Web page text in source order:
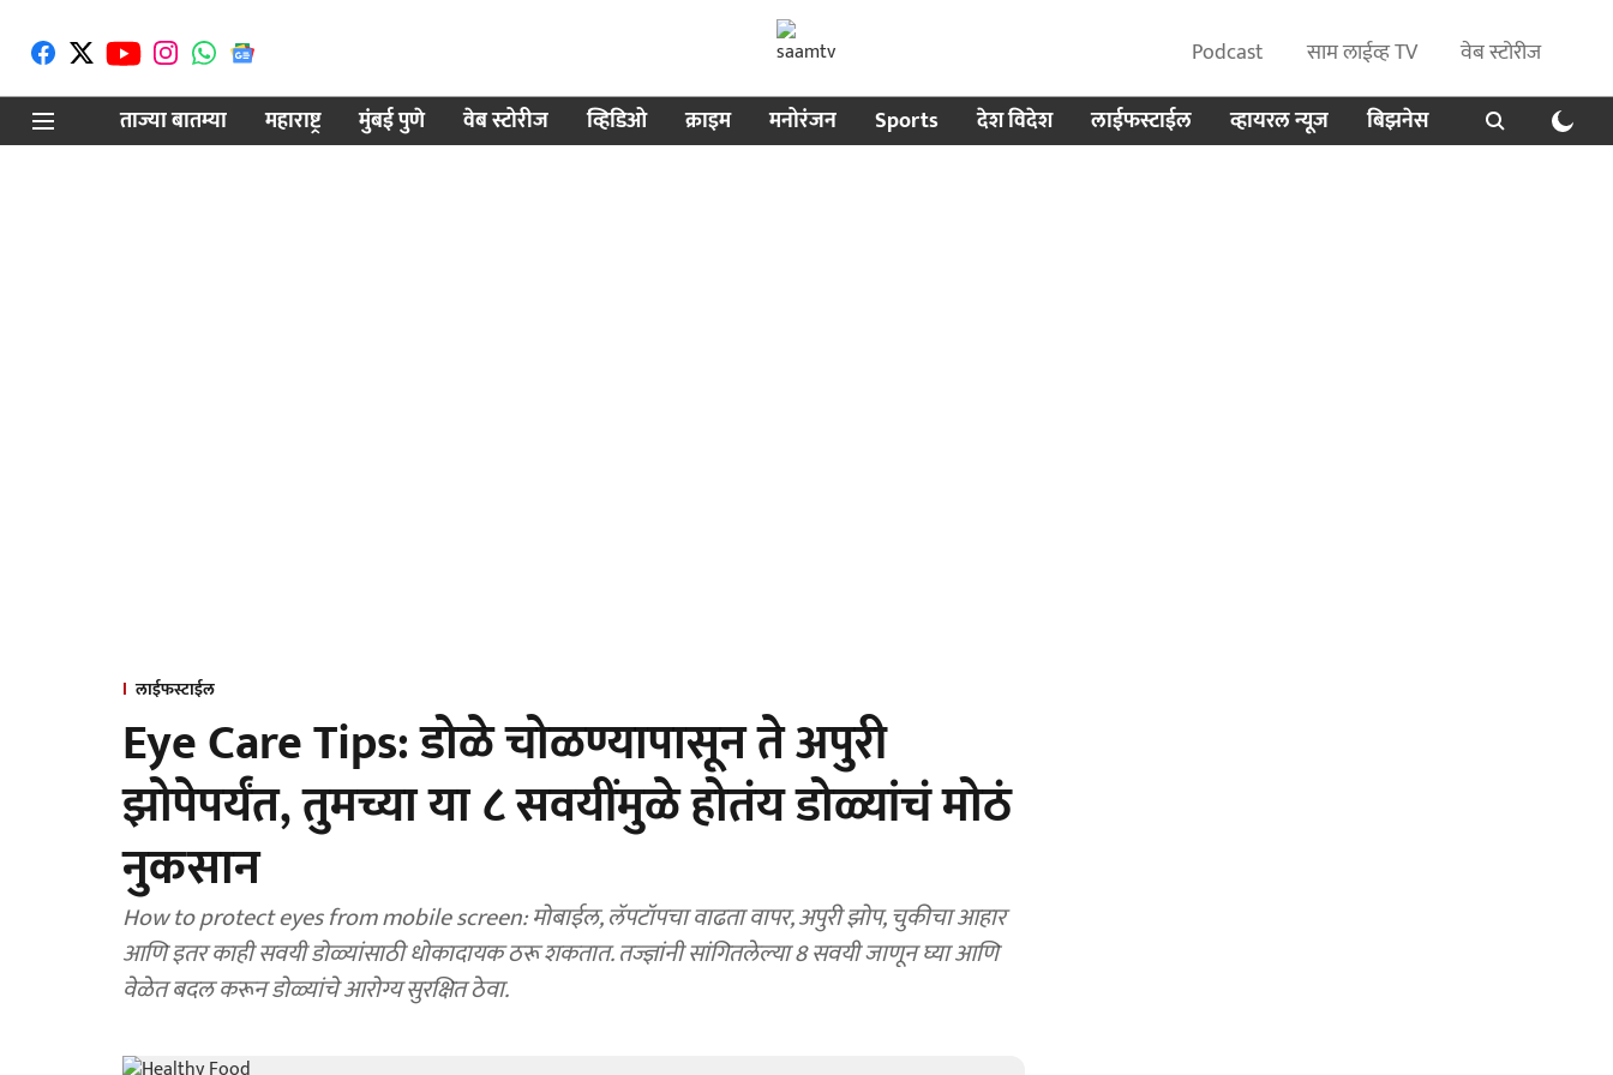
Podcast साम लाईव्ह TV
वेब स्टोरीज
ताज्या बातम्या
महाराष्ट्र मुंबई पुणे वेब स्टोरीज व्हिडिओ क्राइम मनोरंजन Sports देश विदेश लाईफस्टाईल व्हायरल न्यूज बिझनेस
लाईफस्टाईल
Eye Care Tips: डोळे चोळण्यापासून ते अपुरी
झोपेपर्यंत, तुमच्या या ८ सवयींमुळे होतंय डोळ्यांचं मोठं
नुकसान
How to protect eyes from mobile screen: मोबाईल, लॅपटॉपचा वाढता वापर, अपुरी झोप, चुकीचा आहार
आणि इतर काही सवयी डोळ्यांसाठी धोकादायक ठरू शकतात. तज्ज्ञांनी सांगितलेल्या 8 सवयी जाणून घ्या आणि
वेळेत बदल करून डोळ्यांचे आरोग्य सुरक्षित ठेवा.